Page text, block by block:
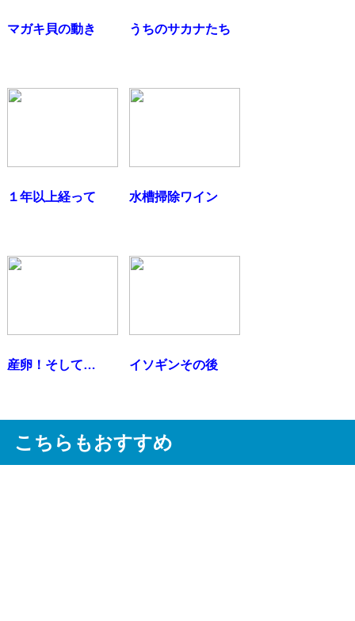
マガキ貝の動き うちのサカナたち
１年以上経って 水槽掃除ワイン
産卵！そして… イソギンその後
こちらもおすすめ